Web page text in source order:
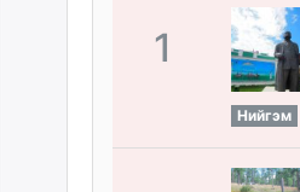
1
Нийгэм